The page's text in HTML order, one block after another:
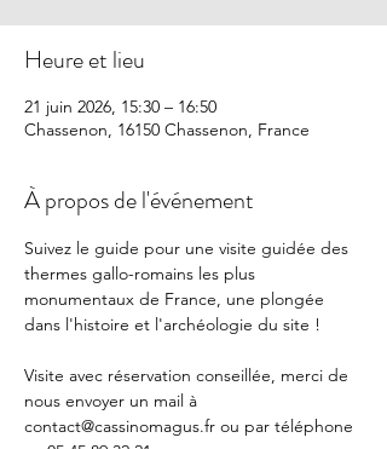
Heure et lieu
21 juin 2026, 15:30 – 16:50
Chassenon, 16150 Chassenon, France
À propos de l'événement
Suivez le guide pour une visite guidée des
thermes gallo-romains les plus
monumentaux de France, une plongée
dans l'histoire et l'archéologie du site !
Visite avec réservation conseillée, merci de
nous envoyer un mail à
contact@cassinomagus.fr ou par téléphone